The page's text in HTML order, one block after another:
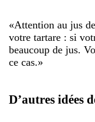
«Attention au jus
votre tartare : si
beaucoup de jus.
ce cas.»
D’autres idées